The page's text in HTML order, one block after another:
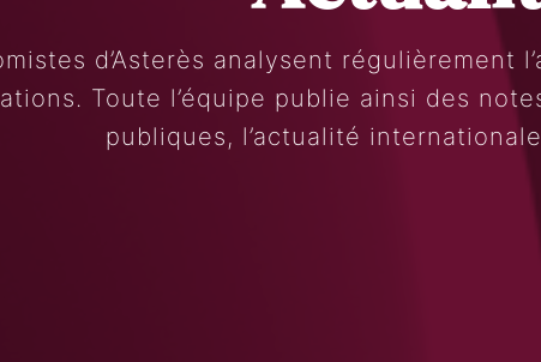
d’Asterès analysent régulièrement
Toute l’équipe publie ainsi des
publiques, l’actualité
Search